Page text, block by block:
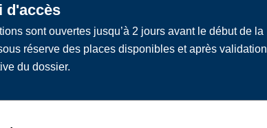
d'accès
sont ouvertes jusqu’à 2 jours avant le début de la
réserve des places disponibles et après validation
du dossier.